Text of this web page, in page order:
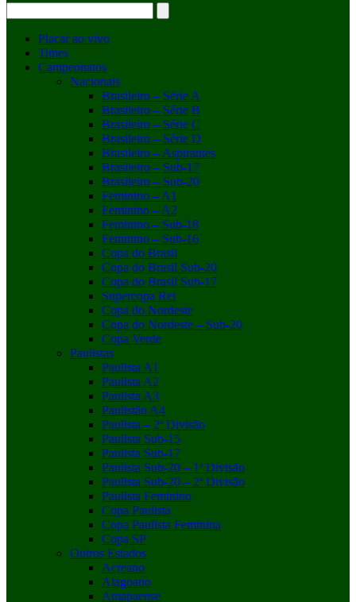
Placar ao vivo
Times
Campeonatos
Nacionais
Brasileiro – Série A
Brasileiro – Série B
Brasileiro – Série C
Brasileiro – Série D
Brasileiro – Aspirantes
Brasileiro – Sub-17
Brasileiro – Sub-20
Feminino – A1
Feminino – A2
Feminino – Sub-18
Feminino – Sub-16
Copa do Brasil
Copa do Brasil Sub-20
Copa do Brasil Sub-17
Supercopa Rei
Copa do Nordeste
Copa do Nordeste – Sub-20
Copa Verde
Paulistas
Paulista A1
Paulista A2
Paulista A3
Paulistão A4
Paulista – 2ª Divisão
Paulista Sub-15
Paulista Sub-17
Paulista Sub-20 – 1ª Divisão
Paulista Sub-20 – 2ª Divisão
Paulista Feminino
Copa Paulista
Copa Paulista Feminina
Copa SP
Outros Estados
Acreano
Alagoano
Amapaense